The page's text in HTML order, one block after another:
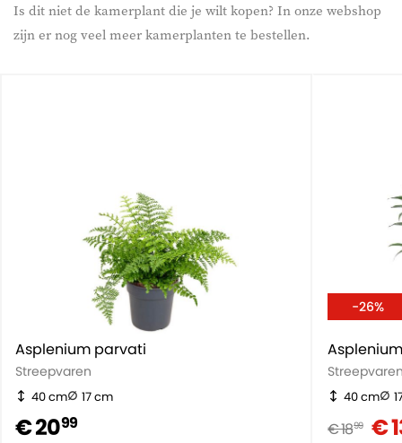
Is dit niet de kamerplant die je wilt kopen? In onze webshop
zijn er nog veel meer kamerplanten te bestellen.
Asplenium parvati
Streepvaren
40 cm 17 cm
€ 2099
-26%
40 cm
€ 1899 €